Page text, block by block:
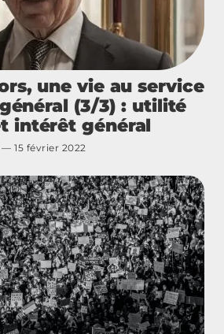
une vie au service
(3/3) : utilité
intérêt général
15 février 2022